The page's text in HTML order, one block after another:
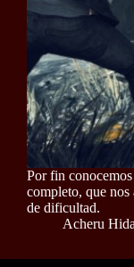
Por fin
completo, que
de dificultad.
Acheru